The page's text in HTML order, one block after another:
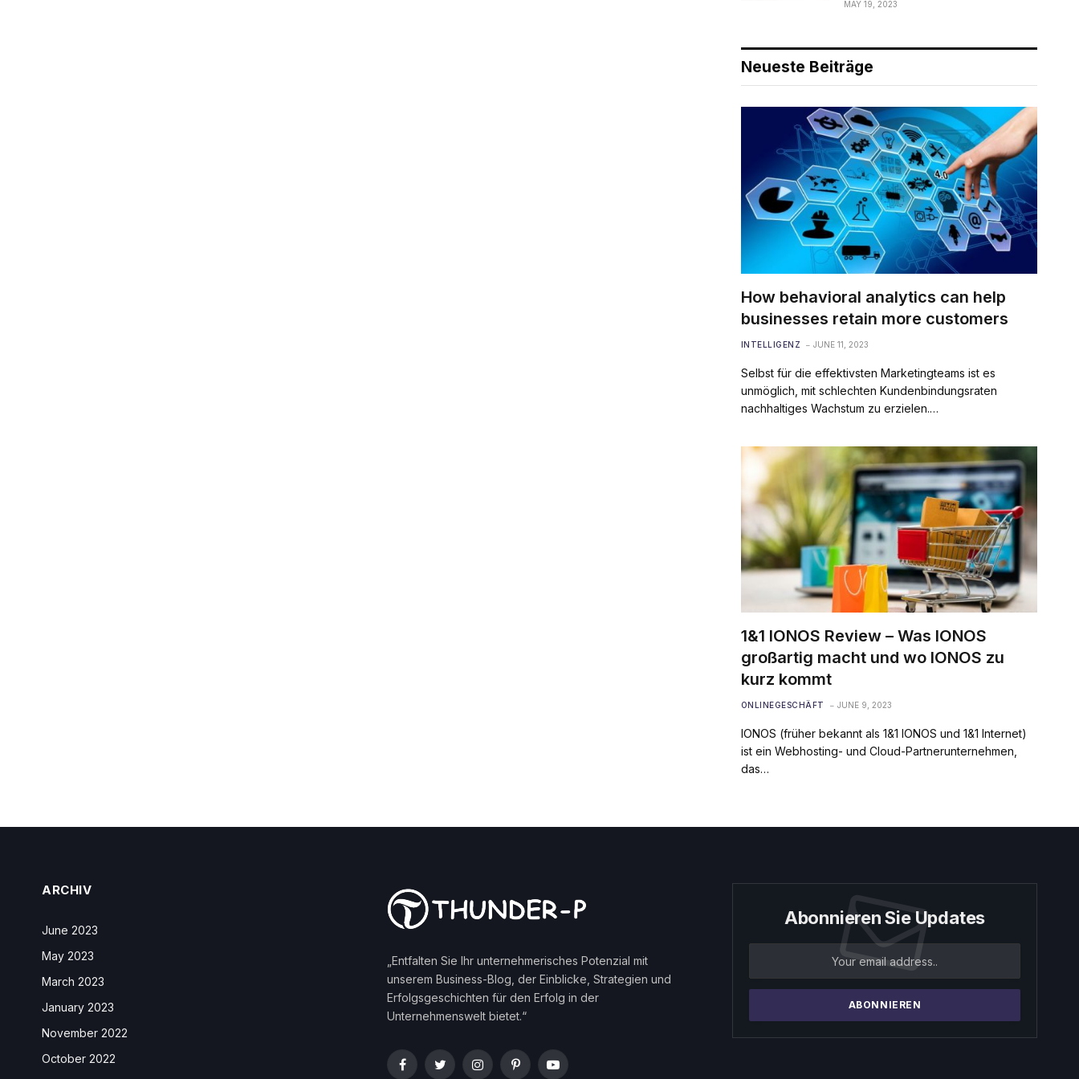
MAY 19, 2023
Neueste Beiträge
How behavioral analytics can help
businesses retain more customers
INTELLIGENZ JUNE 11, 2023
Selbst für die effektivsten Marketingteams ist es
unmöglich, mit schlechten Kundenbindungsraten
nachhaltiges Wachstum zu erzielen.…
1&1 IONOS Review – Was IONOS
großartig macht und wo IONOS zu
kurz kommt
ONLINEGESCHÄFT JUNE 9, 2023
IONOS (früher bekannt als 1&1 IONOS und 1&1 Internet)
ist ein Webhosting- und Cloud-Partnerunternehmen,
das…
ARCHIV
June 2023
May 2023
March 2023
January 2023
November 2022
October 2022
„Entfalten Sie Ihr unternehmerisches Potenzial mit
unserem Business-Blog, der Einblicke, Strategien und
Erfolgsgeschichten für den Erfolg in der
Unternehmenswelt bietet.“
FacebookTwitterInstagramPinterestYouTube
Abonnieren Sie Updates